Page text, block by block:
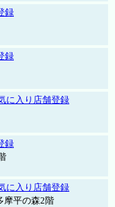
録
録
に入り店舗登録
録
に入り店舗登録
摩平の森2階